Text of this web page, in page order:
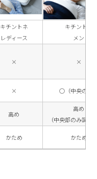
キチントネ
レディース
キチントネ
メン
× ×
× ○（中央のみ
高め
高め
（中央部のみ調整
かため かため